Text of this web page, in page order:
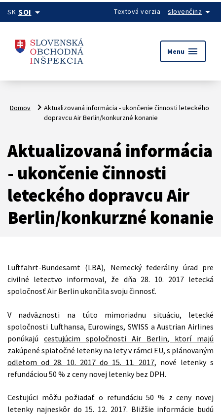
SK SOIarrow_drop_down Textová verzia slovenčina arrow_drop_down
Menu menu
Domov
Aktualizovaná informácia - ukončenie činnosti leteckého
dopravcu Air Berlin/konkurzné konanie
Aktualizovaná informácia
- ukončenie činnosti
leteckého dopravcu Air
Berlin/konkurzné konanie
Luftfahrt-Bundesamt (LBA), Nemecký federálny úrad pre
civilné letectvo informoval, že dňa 28. 10. 2017 letecká
spoločnosť Air Berlin ukončila svoju činnosť.
V nadväznosti na túto mimoriadnu situáciu, letecké
spoločnosti Lufthansa, Eurowings, SWISS a Austrian Airlines
ponúkajú cestujúcim spoločnosti Air Berlin, ktorí majú
zakúpené spiatočné letenky na lety v rámci EU, s plánovaným
odletom od 28. 10. 2017 do 15. 11. 2017, nové letenky s
refundáciou 50 % z ceny novej letenky bez DPH.
Cestujúci môžu požiadať o refundáciu 50 % z ceny novej
letenky najneskôr do 15. 12. 2017. Bližšie informácie budú